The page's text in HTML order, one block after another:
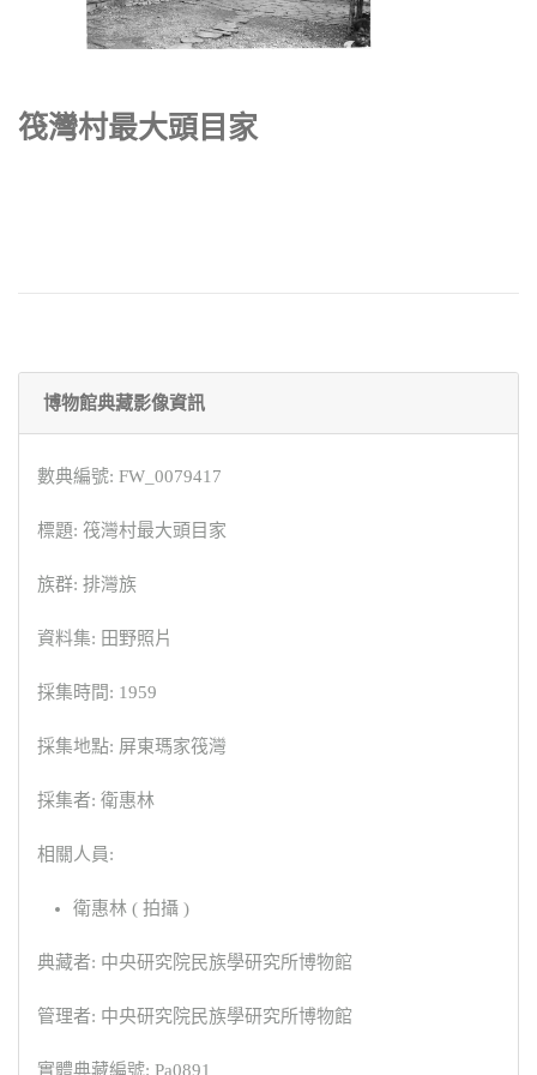
筏灣村最大頭目家
博物館典藏影像資訊
數典編號: FW_0079417
標題: 筏灣村最大頭目家
族群: 排灣族
資料集: 田野照片
採集時間: 1959
採集地點: 屏東瑪家筏灣
採集者: 衛惠林
相關人員:
衛惠林 ( 拍攝 )
典藏者: 中央研究院民族學研究所博物館
管理者: 中央研究院民族學研究所博物館
實體典藏編號: Pa0891